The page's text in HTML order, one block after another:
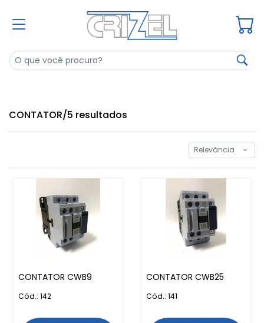
CONTATOR/5 resultados
CONTATOR CWB9
Cód.: 142
CONTATOR CWB25
Cód.: 141